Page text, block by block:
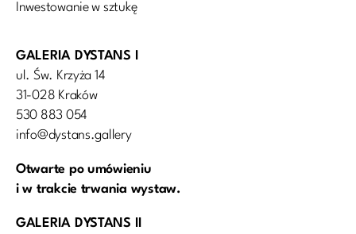
Inwestowanie w sztukę
GALERIA DYSTANS I
ul. Św. Krzyża 14
31-028 Kraków
530 883 054
info@dystans.gallery
Otwarte po umówieniu
i w trakcie trwania wystaw.
GALERIA DYSTANS II